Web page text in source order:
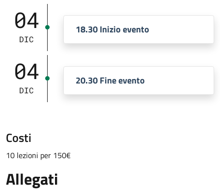
04
DIC
18.30 Inizio evento
04
DIC
20.30 Fine evento
Costi
10 lezioni per 150€
Allegati